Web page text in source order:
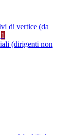
di vertice (da
1
(dirigenti non